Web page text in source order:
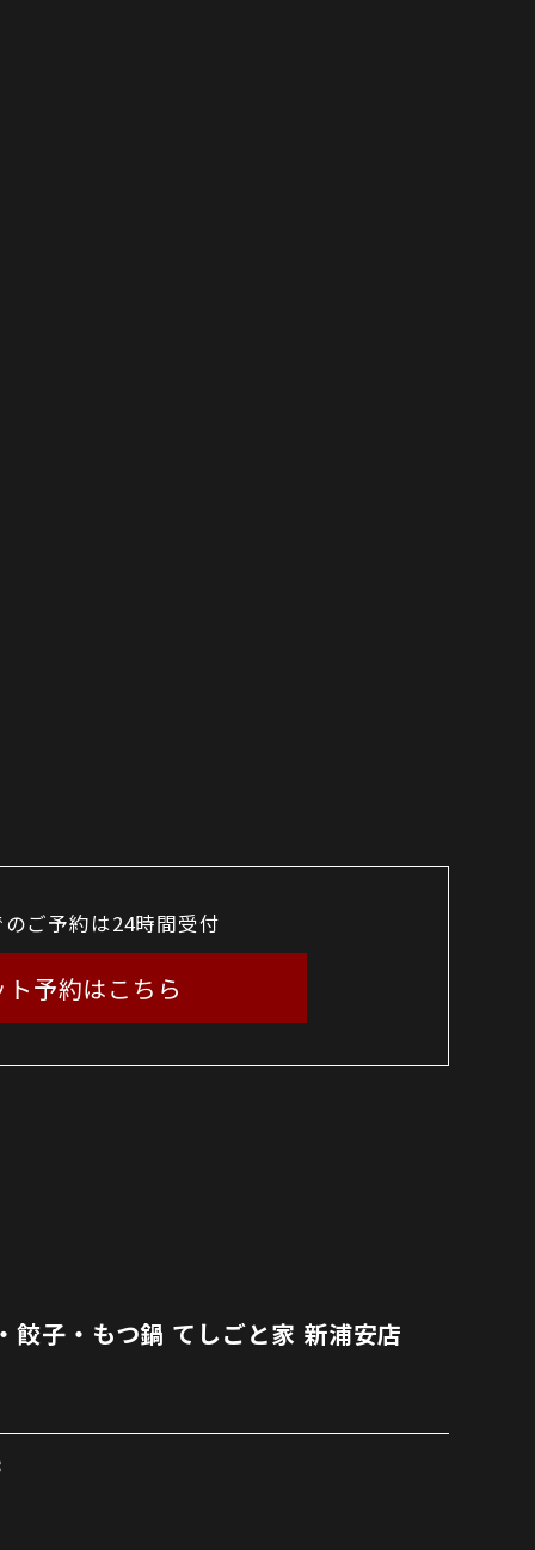
ご予約は24時間受付
ト予約はこちら
餃子・もつ鍋 てしごと家 新浦安店